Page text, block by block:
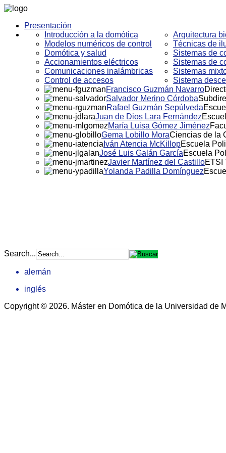
Presentación
Introducción a la domótica
Modelos numéricos de control
Domótica y salud
Accionamientos eléctricos
Comunicaciones inalámbricas
Control de accesos
Arquitectura
Técnicas de
Sistemas de
Sistemas de
Sistemas
Sistema
Francisco Guzmán Navarro
Salvador Merino Córdoba
Rafael Guzmán Sepúlveda
Juan de Dios Lara Fernández
María Luisa Gómez Jiménez
Gema Lobillo MoraCiencias de la
Iván Atencia McKillopEscuela
José Luis Galán GarcíaEscuela
Javier Martínez del CastilloETSI
Yolanda Padilla Domínguez
Search...
alemán
inglés
Copyright © 2026. Máster en Domótica de la Universidad de